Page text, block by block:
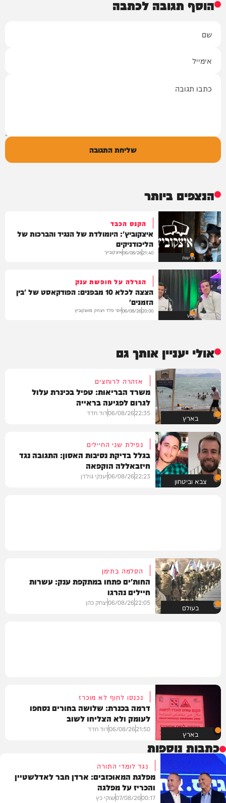
הוסף תגובה לכתבה
שליחת התגובה
הנצפים ביותר
חדשות
הקנס הכבד
איצקוביץ': היומולדת של הנגיד והברכות של
הליכודניקים
21:40
06/08/26איצקוביץ'
VOD
הגרלה על חופשת ענק
הצצה לכלא 10 מבפנים: הפודקאסט של 'בין
הזמנים'
20:00
06/08/26יוסי פלד ויצחק מושקוביץ
אולי יעניין אותך גם
בארץ
אזהרה לרוחצים
משרד הבריאות: טפיל בכינרת עלול
לגרום לפגיעה בראייה
22:35
06/08/26דוד חדד
צבא וביטחון
נפילת שני החיילים
בגלל בדיקת נסיבות האסון: התגובה נגד
חיזבאללה הוקפאה
22:23
06/08/26יענקי גולדן
בעולם
הסלמה בתימן
החות'ים פתחו במתקפת ענק: עשרות
חיילים נהרגו
22:05
06/08/26יצחק כהן
בארץ
נכנסו לחוף לא מוכרז
דרמה בכנרת: שלושה בחורים נסחפו
לעומק ולא הצליחו לשוב
21:50
06/08/26דוד חדד
כתבות נוספות
נגד לומדי התורה
מפלגת המאוכזבים: ארדן חבר לאדלשטיין
והכריז על מפלגה
00:17
07/08/26שוקי כץ